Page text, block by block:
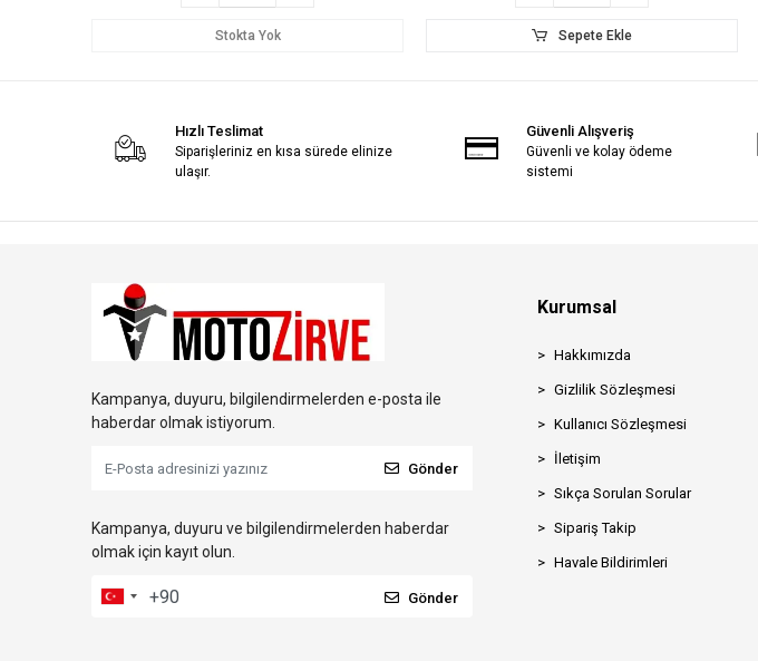
Stokta Yok Sepete Ekle
Hızlı Teslimat
Siparişleriniz en kısa sürede elinize
ulaşır.
Güvenli Alışveriş
Güvenli ve kolay ödeme
sistemi
Kampanya, duyuru, bilgilendirmelerden e-posta ile
haberdar olmak istiyorum.
Gönder
Kampanya, duyuru ve bilgilendirmelerden haberdar
olmak için kayıt olun.
Gönder
Kurumsal
Hakkımızda
Gizlilik Sözleşmesi
Kullanıcı Sözleşmesi
İletişim
Sıkça Sorulan Sorular
Sipariş Takip
Havale Bildirimleri